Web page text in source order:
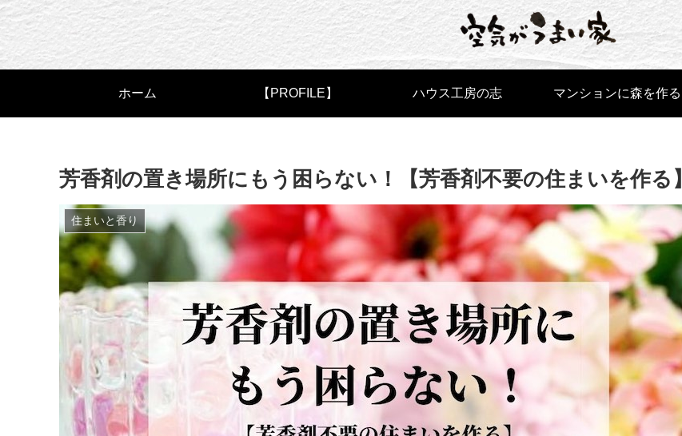
ホーム 【PROFILE】 ハウス工房の志 マンションに森を作る
芳香剤の置き場所にもう困らない！【芳香剤不要の住まいを作る】
住まいと香り